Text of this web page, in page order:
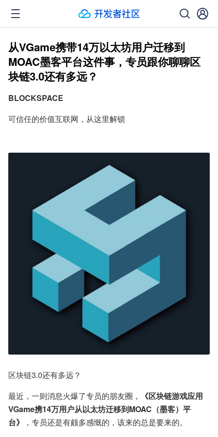
从VGame携带14万以太坊用户迁移到
MOAC墨客平台这件事，专员跟你聊聊区
块链3.0还有多远？
BLOCKSPACE
可信任的价值互联网，从这里解锁
区块链3.0还有多远？
最近，一则消息火爆了专员的朋友圈，
《区块链游戏应用
VGame携14万用户从以太坊迁移到MOAC（墨客）平
台》
，专员还是有颇多感慨的，该来的总是要来的。